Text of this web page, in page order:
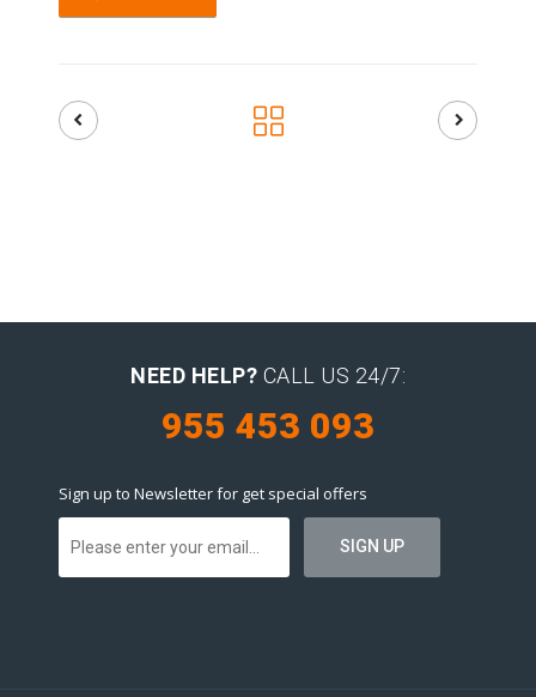
NEED HELP? CALL US 24/7:
955 453 093
Sign up to Newsletter for get special offers